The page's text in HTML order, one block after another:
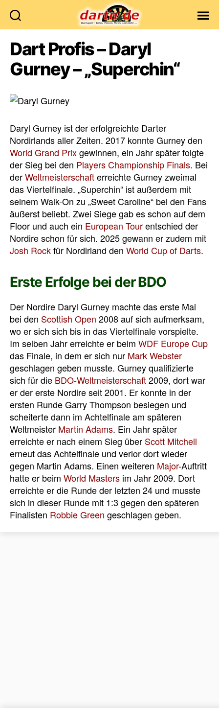
Dart Profis – Daryl
Gurney – „Superchin“
Daryl Gurney ist der erfolgreichte Darter
Nordirlands aller Zeiten. 2017 konnte Gurney den
World Grand Prixgewinnen, ein Jahr später folgte
der Sieg bei den Players Championship Finals. Bei
derWeltmeisterschafterreichte Gurney zweimal
das Viertelfinale. „Superchin“ ist außerdem mit
seinem Walk-On zu „Sweet Caroline“ bei den Fans
äußerst beliebt. Zwei Siege gab es schon auf dem
Floor und auch ein European Tourentschied der
Nordire schon für sich. 2025 gewann er zudem mit
Josh Rockfür Nordirland den World Cup of Darts.
Erste Erfolge bei der BDO
Der Nordire Daryl Gurney machte das erste Mal
bei den Scottish Open 2008 auf sich aufmerksam,
wo er sich sich bis in das Viertelfinale vorspielte.
Im selben Jahr erreichte er beim WDF Europe Cup
das Finale, in dem er sich nur Mark Webster
geschlagen geben musste. Gurney qualifizierte
sich für die BDO-Weltmeisterschaft2009, dort war
er der erste Nordire seit 2001. Er konnte in der
ersten Runde Garry Thompson besiegen und
scheiterte dann im Achtelfinale am späteren
Weltmeister Martin Adams. Ein Jahr später
erreichte er nach einem Sieg über Scott Mitchell
erneut das Achtelfinale und verlor dort wieder
gegen Martin Adams. Einen weiteren Major-Auftritt
hatte er beim World Masters im Jahr 2009. Dort
erreichte er die Runde der letzten 24 und musste
sich in dieser Runde mit 1:3 gegen den späteren
Finalisten Robbie Green geschlagen geben.